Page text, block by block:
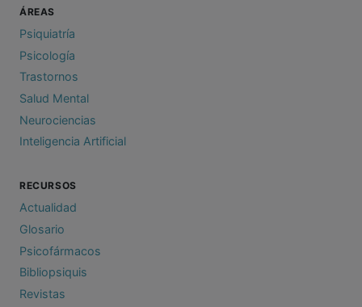
ÁREAS
Psiquiatría
Psicología
Trastornos
Salud Mental
Neurociencias
Inteligencia Artificial
RECURSOS
Actualidad
Glosario
Psicofármacos
Bibliopsiquis
Revistas